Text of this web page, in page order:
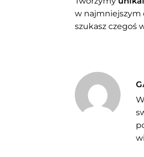
w najmniejszym
szukasz czegoś